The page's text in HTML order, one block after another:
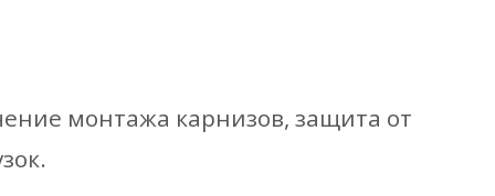
монтажа карнизов, защита от